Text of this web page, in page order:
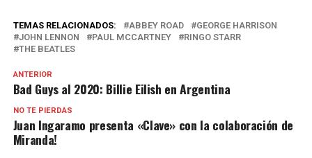
TEMAS RELACIONADOS: ABBEY ROAD
GEORGE HARRISON
JOHN LENNON
PAUL MCCARTNEY
RINGO STARR
THE BEATLES
ANTERIOR
Bad Guys al 2020: Billie Eilish en Argentina
NO TE PIERDAS
Juan Ingaramo presenta «Clave» con la colaboración de
Miranda!